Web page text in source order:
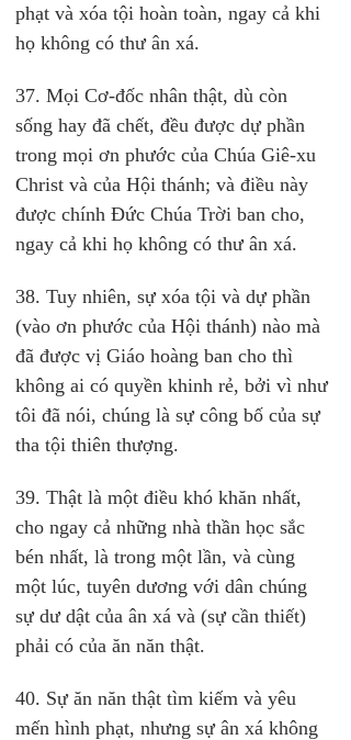
phạt và xóa tội hoàn toàn, ngay cả khi
họ không có thư ân xá.
37. Mọi Cơ-đốc nhân thật, dù còn
sống hay đã chết, đều được dự phần
trong mọi ơn phước của Chúa Giê-xu
Christ và của Hội thánh; và điều này
được chính Đức Chúa Trời ban cho,
ngay cả khi họ không có thư ân xá.
38. Tuy nhiên, sự xóa tội và dự phần
(vào ơn phước của Hội thánh) nào mà
đã được vị Giáo hoàng ban cho thì
không ai có quyền khinh rẻ, bởi vì như
tôi đã nói, chúng là sự công bố của sự
tha tội thiên thượng.
39. Thật là một điều khó khăn nhất,
cho ngay cả những nhà thần học sắc
bén nhất, là trong một lần, và cùng
một lúc, tuyên dương với dân chúng
sự dư dật của ân xá và (sự cần thiết)
phải có của ăn năn thật.
40. Sự ăn năn thật tìm kiếm và yêu
mến hình phạt, nhưng sự ân xá không